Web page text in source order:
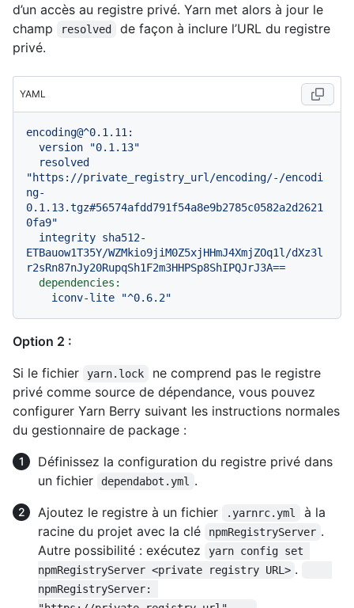
d’un accès au registre privé. Yarn met alors à jour le
champ
resolved
de façon à inclure l’URL du registre
privé.
YAML
encoding@^0.1.11:
version
"0.1.13"
resolved
"https://private_registry_url/encoding/-/encodi
ng-
0.1.13.tgz#56574afdd791f54a8e9b2785c0582a2d2621
0fa9"
integrity sha512-
ETBauow1T35Y/WZMkio9jiM0Z5xjHHmJ4XmjZOq1l/dXz3l
r2sRn87nJy20RupqSh1F2m3HHPSp8ShIPQJrJ3A==
dependencies:
iconv-lite
"^0.6.2"
Option 2 :
Si le fichier
yarn.lock
ne comprend pas le registre
privé comme source de dépendance, vous pouvez
configurer Yarn Berry suivant les instructions normales
du gestionnaire de package :
Définissez la configuration du registre privé dans
un fichier
dependabot.yml
.
Ajoutez le registre à un fichier
.yarnrc.yml
à la
racine du projet avec la clé
npmRegistryServer .
Autre possibilité : exécutez
yarn config set
npmRegistryServer <private registry URL> .
npmRegistryServer: